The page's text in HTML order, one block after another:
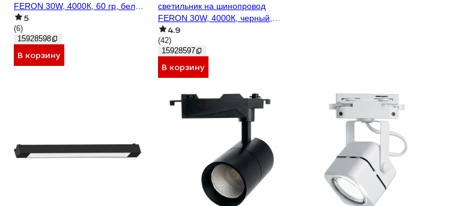
FERON 30W, 4000К, 60 гр, белый,
AL103 32521
5
(6)
15928598
В корзину
светильник на шинопровод
FERON 30W, 4000К, черный,
AL103 32522
4.9
(42)
15928597
В корзину